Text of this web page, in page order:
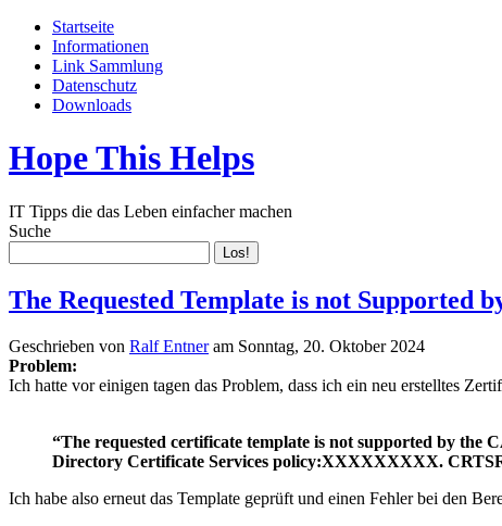
Startseite
Informationen
Link Sammlung
Datenschutz
Downloads
Hope This Helps
IT Tipps die das Leben einfacher machen
Suche
The Requested Template is not Supported
Geschrieben von Ralf Entneram Sonntag, 20. Oktober 2024
Problem:
Ich hatte vor einigen tagen das Problem, dass ich ein neu erstelltes
“The requested certificate template is not supported by the
Directory Certificate Services policy:XXXXXXXXX.
Ich habe also erneut das Template geprüft und einen Fehler bei den